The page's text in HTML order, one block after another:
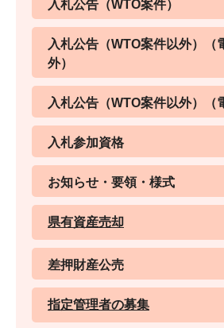
入札公告（WTO案件）
入札公告（WTO案件以外）（
外）
入札公告（WTO案件以外）（
入札参加資格
お知らせ・要領・様式
県有資産売却
差押財産公売
指定管理者の募集